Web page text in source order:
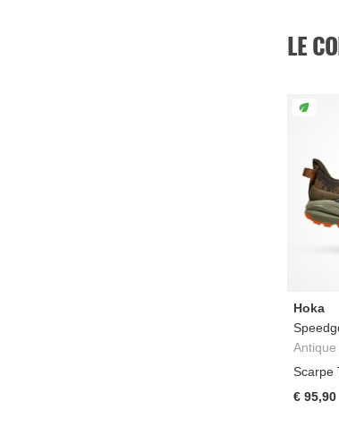
LE
Hoka
Antique
Scarpe
€ 95,90